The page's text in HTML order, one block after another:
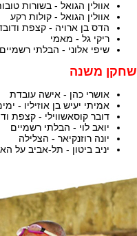
אוולין הגואל - בשורות
אוולין הגואל - קולות רקע
הדס בן ארויה - קצפת
ריקי גל - מאמי
שיפי אלוני - הבלתי רשמיים
שחקן משנה
אושרי כהן - אישה עובדת
אמיתי יעיש בן אוזיליו -
דובר קוסאשווילי - קצפת
יואב לוי - הבלתי רשמיים
יונה רוזנקיאר - הצלילה
יניב ביטון - תל-אביב על